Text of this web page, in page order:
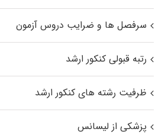
سرفصل ها و ضرایب دروس آزمون
رتبه قبولی کنکور ارشد
ظرفیت رشته های کنکور ارشد
پزشکی از لیسانس